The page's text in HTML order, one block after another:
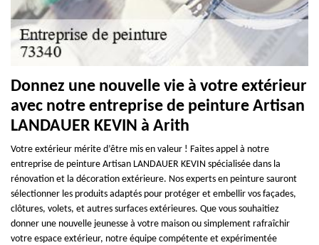
Donnez une nouvelle vie à votre extérieur
avec notre entreprise de peinture Artisan
LANDAUER KEVIN à Arith
Votre extérieur mérite d’être mis en valeur ! Faites appel à notre
entreprise de peinture Artisan LANDAUER KEVIN spécialisée dans la
rénovation et la décoration extérieure. Nos experts en peinture sauront
sélectionner les produits adaptés pour protéger et embellir vos façades,
clôtures, volets, et autres surfaces extérieures. Que vous souhaitiez
donner une nouvelle jeunesse à votre maison ou simplement rafraîchir
votre espace extérieur, notre équipe compétente et expérimentée